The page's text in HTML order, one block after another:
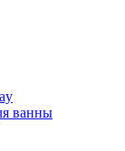
ванны